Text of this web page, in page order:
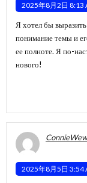
2025年8月2日 8:13
Я хотел бы выразить
понимание темы и
ее полноте. Я по-
нового!
ConnieWew
2025年8月5日 3:54